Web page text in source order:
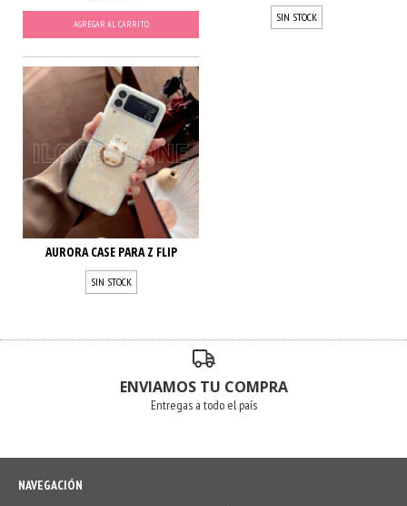
AGREGAR AL CARRITO
SIN STOCK
AURORA CASE PARA Z FLIP
SIN STOCK
ENVIAMOS TU COMPRA
Entregas a todo el país
NAVEGACIÓN